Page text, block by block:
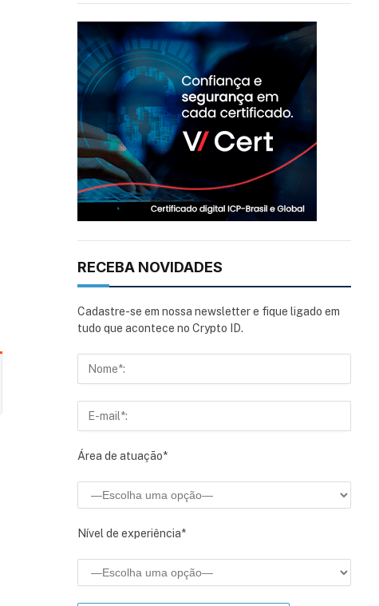
RECEBA NOVIDADES
Cadastre-se em nossa newsletter e fique ligado em
tudo que acontece no Crypto ID.
Área de atuação*
Nível de experiência*